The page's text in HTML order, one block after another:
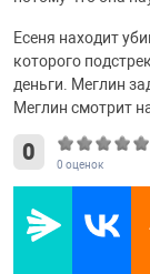
Есеня находит
которого
деньги. Меглин
Меглин смотрит
0 0 оценок